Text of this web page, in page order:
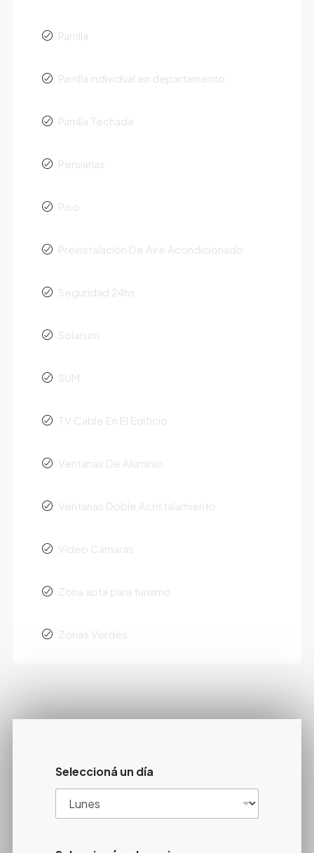
Parrilla
Parrilla individual en departamento
Parrilla Techada
Persianas
Piso
Preinstalación De Aire Acondicionado
Seguridad 24hs
Solarium
SUM
TV Cable En El Edificio
Ventanas De Aluminio
Ventanas Doble Acristalamiento
Video Cámaras
Zona apta para turismo
Zonas Verdes
Seleccioná un día